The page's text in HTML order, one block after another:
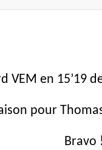
VEM en 15’19
pour
Bravo !